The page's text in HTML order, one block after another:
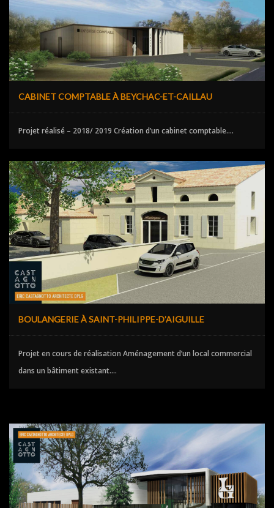
CABINET COMPTABLE À BEYCHAC-ET-CAILLAU
Projet réalisé – 2018/ 2019 Création d’un cabinet comptable....
BOULANGERIE À SAINT-PHILIPPE-D’AIGUILLE
Projet en cours de réalisation Aménagement d’un local commercial
dans un bâtiment existant....